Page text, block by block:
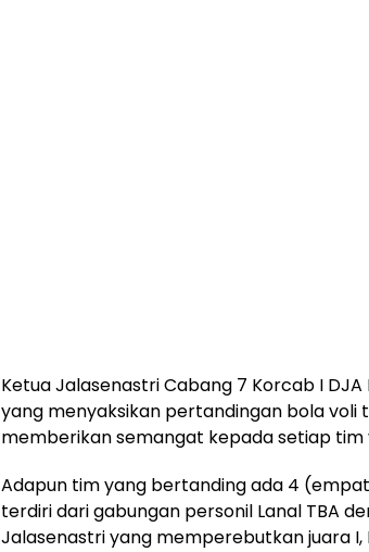
Ketua Jalasenastri Cabang 7 Korcab I DJA
yang menyaksikan pertandingan bola voli
memberikan semangat kepada setiap tim
Adapun tim yang bertanding ada 4
terdiri dari gabungan personil Lanal TBA
Jalasenastri yang memperebutkan juara I,